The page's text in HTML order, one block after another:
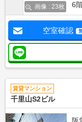
画像 : 23枚
6
空室確認
賃貸マンション
千里山S2ビル